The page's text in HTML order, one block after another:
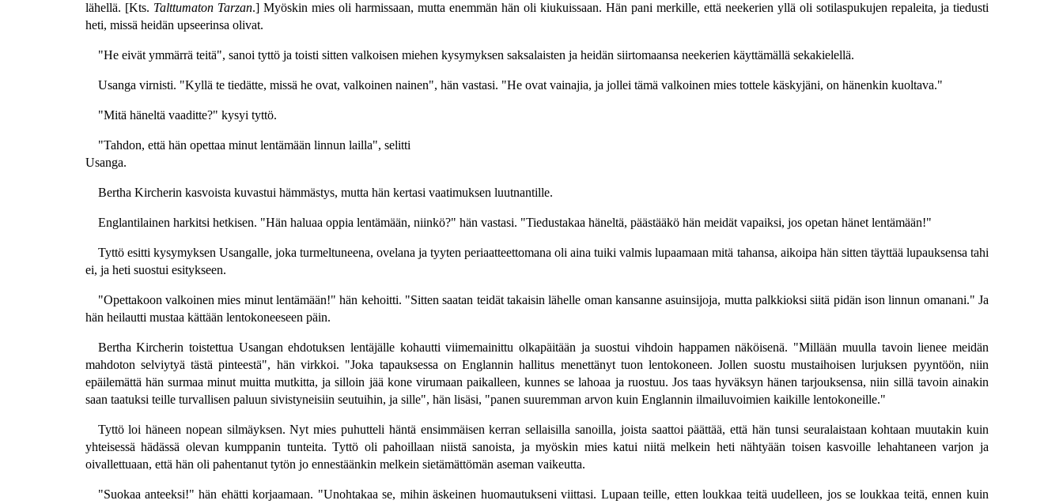
lähellä. [Kts. Talttumaton Tarzan.] Myöskin mies oli harmissaan, mutta enemmän hän oli kiukuissaan. Hän pani merkille, että neekerien yllä oli sotilaspukujen repaleita, ja tiedusti
heti, missä heidän upseerinsa olivat.
"He eivät ymmärrä teitä", sanoi tyttö ja toisti sitten valkoisen miehen kysymyksen saksalaisten ja heidän siirtomaansa neekerien käyttämällä sekakielellä.
Usanga virnisti. "Kyllä te tiedätte, missä he ovat, valkoinen nainen", hän vastasi. "He ovat vainajia, ja jollei tämä valkoinen mies tottele käskyjäni, on hänenkin kuoltava."
"Mitä häneltä vaaditte?" kysyi tyttö.
"Tahdon, että hän opettaa minut lentämään linnun lailla", selitti
Usanga.
Bertha Kircherin kasvoista kuvastui hämmästys, mutta hän kertasi vaatimuksen luutnantille.
Englantilainen harkitsi hetkisen. "Hän haluaa oppia lentämään, niinkö?" hän vastasi. "Tiedustakaa häneltä, päästääkö hän meidät vapaiksi, jos opetan hänet lentämään!"
Tyttö esitti kysymyksen Usangalle, joka turmeltuneena, ovelana ja tyyten periaatteettomana oli aina tuiki valmis lupaamaan mitä tahansa, aikoipa hän sitten täyttää lupauksensa tahi
ei, ja heti suostui esitykseen.
"Opettakoon valkoinen mies minut lentämään!" hän kehoitti. "Sitten saatan teidät takaisin lähelle oman kansanne asuinsijoja, mutta palkkioksi siitä pidän ison linnun omanani." Ja
hän heilautti mustaa kättään lentokoneeseen päin.
Bertha Kircherin toistettua Usangan ehdotuksen lentäjälle kohautti viimemainittu olkapäitään ja suostui vihdoin happamen näköisenä. "Millään muulla tavoin lienee meidän
mahdoton selviytyä tästä pinteestä", hän virkkoi. "Joka tapauksessa on Englannin hallitus menettänyt tuon lentokoneen. Jollen suostu mustaihoisen lurjuksen pyyntöön, niin
epäilemättä hän surmaa minut muitta mutkitta, ja silloin jää kone virumaan paikalleen, kunnes se lahoaa ja ruostuu. Jos taas hyväksyn hänen tarjouksensa, niin sillä tavoin ainakin
saan taatuksi teille turvallisen paluun sivistyneisiin seutuihin, ja sille", hän lisäsi, "panen suuremman arvon kuin Englannin ilmailuvoimien kaikille lentokoneille."
Tyttö loi häneen nopean silmäyksen. Nyt mies puhutteli häntä ensimmäisen kerran sellaisilla sanoilla, joista saattoi päättää, että hän tunsi seuralaistaan kohtaan muutakin kuin
yhteisessä hädässä olevan kumppanin tunteita. Tyttö oli pahoillaan niistä sanoista, ja myöskin mies katui niitä melkein heti nähtyään toisen kasvoille lehahtaneen varjon ja
oivallettuaan, että hän oli pahentanut tytön jo ennestäänkin melkein sietämättömän aseman vaikeutta.
"Suokaa anteeksi!" hän ehätti korjaamaan. "Unohtakaa se, mihin äskeinen huomautukseni viittasi. Lupaan teille, etten loukkaa teitä uudelleen, jos se loukkaa teitä, ennen kuin